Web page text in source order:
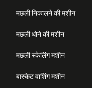
मछली निकालने की मशीन
मछली धोने की मशीन
मछली स्केलिंग मशीन
बास्केट वाशिंग मशीन